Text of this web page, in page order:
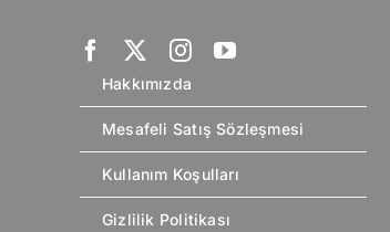
Hakkımızda
Mesafeli Satış Sözleşmesi
Kullanım Koşulları
Gizlilik Politikası